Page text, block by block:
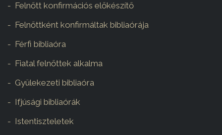
Felnőtt konfirmációs előkészítő
Felnőttként konfirmáltak bibliaórája
Férfi bibliaóra
Fiatal felnőttek alkalma
Gyülekezeti bibliaóra
Ifjúsági bibliaórák
Istentiszteletek